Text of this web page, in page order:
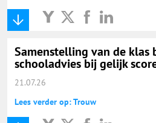
Samenstelling van de klas
schooladvies bij gelijk
21.07.26
Lees verder op: Trouw